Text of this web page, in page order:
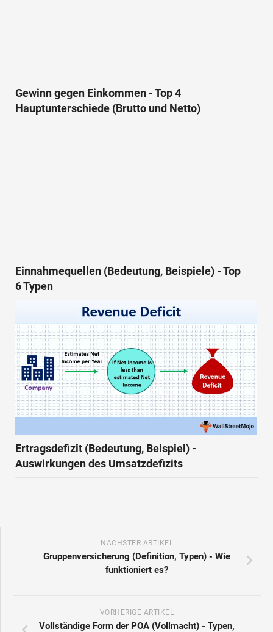
Gewinn gegen Einkommen - Top 4
Hauptunterschiede (Brutto und Netto)
Einnahmequellen (Bedeutung, Beispiele) - Top
6 Typen
Ertragsdefizit (Bedeutung, Beispiel) -
Auswirkungen des Umsatzdefizits
NÄCHSTER ARTIKEL
Gruppenversicherung (Definition, Typen) - Wie
funktioniert es?
VORHERIGE ARTIKEL
Vollständige Form der POA (Vollmacht) - Typen,